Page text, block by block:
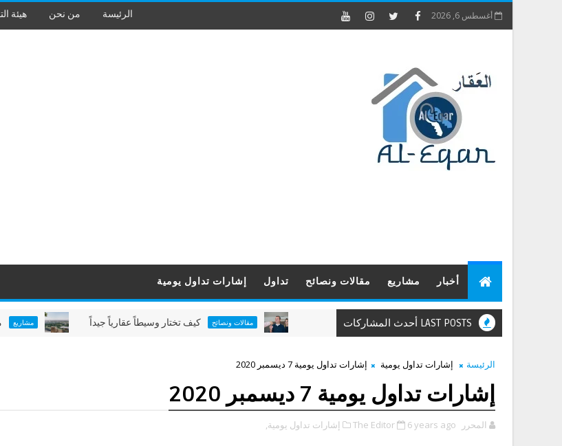
أغسطس 6, 2026 الرئيسة من نحن هيئة
أخبار مشاريع مقالات ونصائح تداول إشارات تداول يومية
LAST POSTS أحدث المشاركات مقالات ونصائح كيف تختار وسيطاً عقارياً جيداً مشاريع مشروع
الرئيسة إشارات تداول يومية إشارات تداول يومية 7 ديسمبر 2020
إشارات تداول يومية 7 ديسمبر 2020
المحرر The Editor 6 years ago إشارات تداول يومية,